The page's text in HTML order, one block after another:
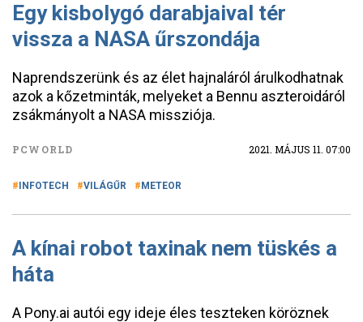
Egy kisbolygó darabjaival tér
vissza a NASA űrszondája
Naprendszerünk és az élet hajnaláról árulkodhatnak
azok a kőzetminták, melyeket a Bennu aszteroidáról
zsákmányolt a NASA missziója.
PCWORLD 2021. MÁJUS 11. 07:00
INFOTECH VILÁGŰR METEOR
A kínai robot taxinak nem tüskés a
háta
A Pony.ai autói egy ideje éles teszteken köröznek